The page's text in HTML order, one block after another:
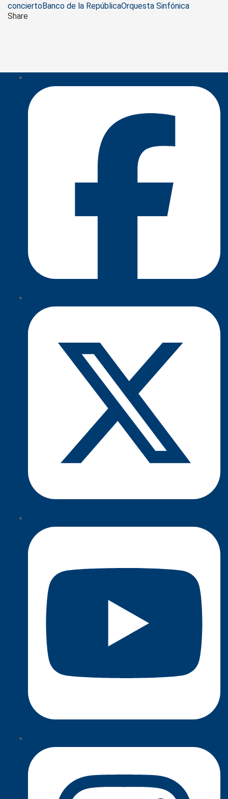
Tags
conciertoBanco de la RepúblicaOrquesta Sinfónica
Share